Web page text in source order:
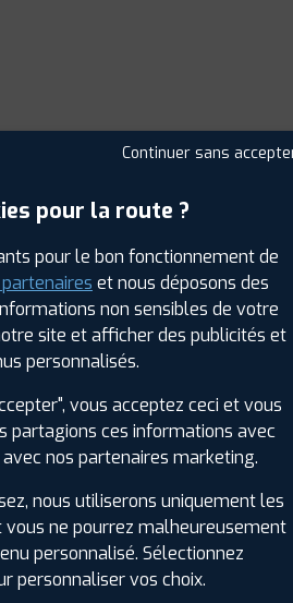
DANS LES VILLES À
Parthenay (79)
Thouars (79)
LES
ET-LOIRE (37)
+ D'INFOS
HAUTE-VIENNE (87)
Continuer sans
pour la route ?
pour le bon fonctionnement de
et nous déposons des
non sensibles de votre
site et afficher des publicités et
personnalisés.
vous acceptez ceci et vous
partagions ces informations avec
nos partenaires marketing.
nous utiliserons uniquement les
vous ne pourrez malheureusement
personnalisé. Sélectionnez
personnaliser vos choix.